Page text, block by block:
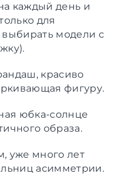
каждый день и
для
выбирать модели с
красиво
фигуру.
юбка-солнце
образа.
уже много лет
асимметрии.